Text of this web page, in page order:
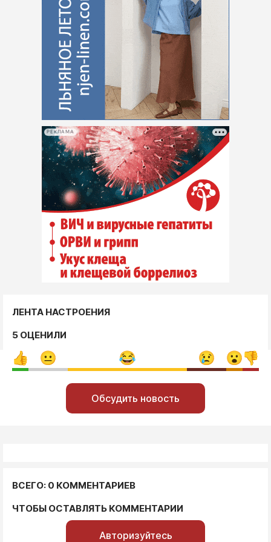
РЕКЛАМА
ЛЕНТА НАСТРОЕНИЯ
5 ОЦЕНИЛИ
Обсудить новость
ВСЕГО: 0 КОММЕНТАРИЕВ
ЧТОБЫ ОСТАВЛЯТЬ КОММЕНТАРИИ
Авторизуйтесь